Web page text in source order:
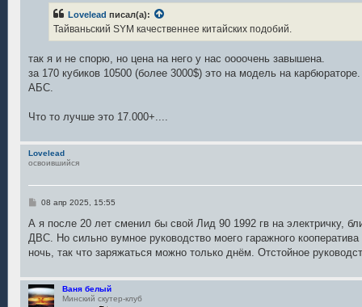
е
Lovelead писал(а):
Тайваньский SYM качественнее китайских подобий.
так я и не спорю, но цена на него у нас оооочень завышена.
за 170 кубиков 10500 (более 3000$) это на модель на
АБС.
Что то лучше это 17.000+....
Lovelead
освоившийся
С
о
щ
е
е
08 апр 2025, 15:55
А я после 20 лет сменил бы свой Лид 90 1992 гв на электричку,
ДВС. Но сильно вумное руководство моего гаражного
ночь, так что заряжаться можно только днём. Отстойное
Ваня белый
Минский скутер-клуб